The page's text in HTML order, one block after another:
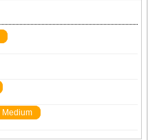
Medium